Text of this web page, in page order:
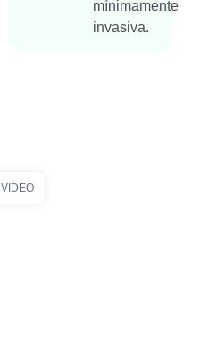
mínimamente
invasiva.
VIDEO